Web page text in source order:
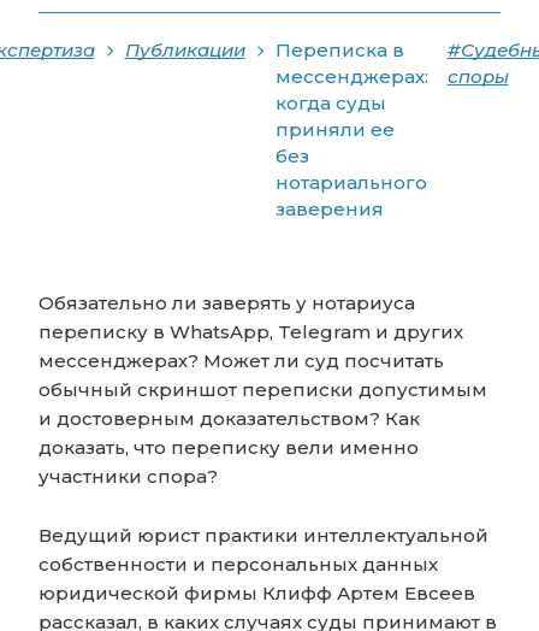
Публикации
Переписка в
мессенджерах:
когда суды
приняли ее
без
нотариального
заверения
споры
Обязательно ли заверять у нотариуса
переписку в WhatsApp, Telegram и других
мессенджерах? Может ли суд посчитать
обычный скриншот переписки допустимым
и достоверным доказательством? Как
доказать, что переписку вели именно
участники спора?
Ведущий юрист практики интеллектуальной
собственности и персональных данных
юридической фирмы Клифф Артем Евсеев
рассказал, в каких случаях суды принимают в